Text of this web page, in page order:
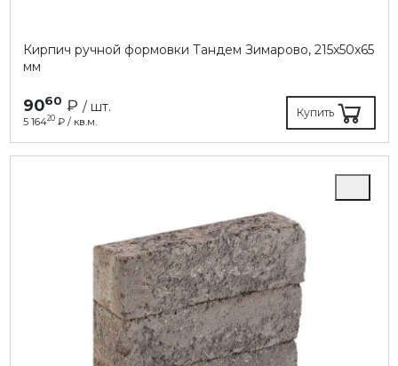
Кирпич ручной формовки Тандем Зимарово, 215х50х65
мм
9060 ₽ / шт.
5 16420₽ / кв.м.
Купить